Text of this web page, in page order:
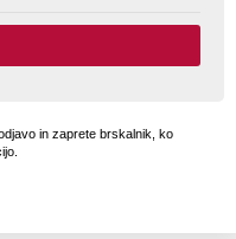
in zaprete brskalnik, ko